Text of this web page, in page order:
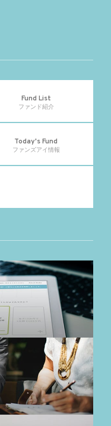
Fund List
ファンド紹介
Today's Fund
ファンズアイ情報